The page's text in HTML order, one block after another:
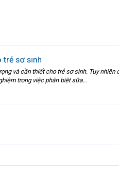
trẻ sơ sinh
và cần thiết cho trẻ sơ sinh. Tuy
trong việc phân biệt sữa...